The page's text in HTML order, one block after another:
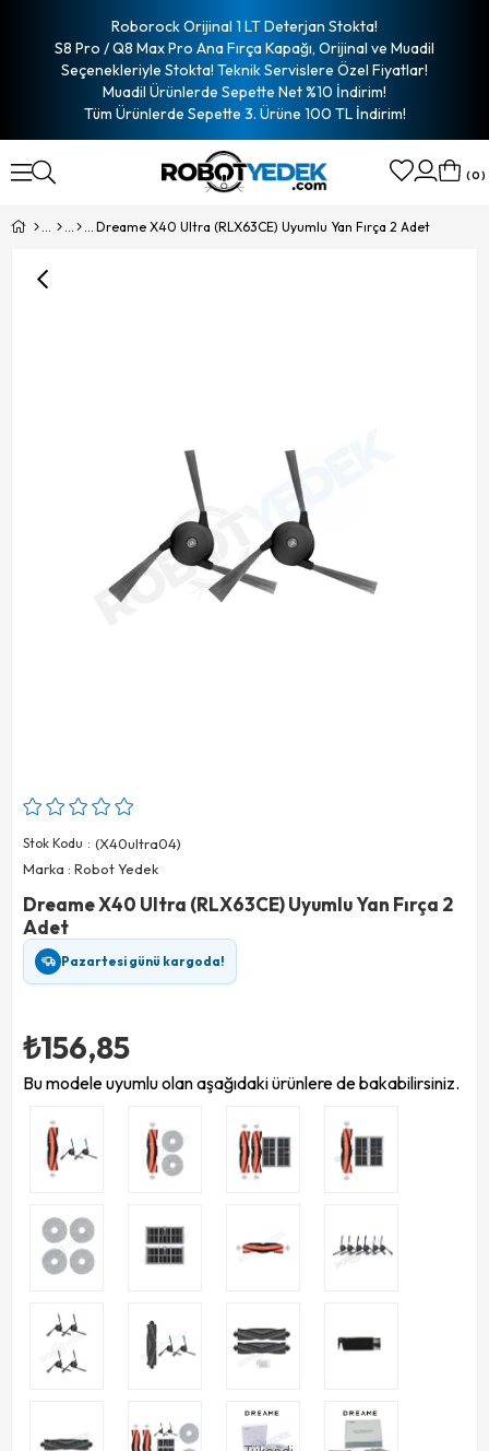
Roborock Orijinal 1 LT Deterjan Stokta!
S8 Pro / Q8 Max Pro Ana Fırça Kapağı, Orijinal ve Muadil
Seçenekleriyle Stokta! Teknik Servislere Özel Fiyatlar!
Muadil Ürünlerde Sepette Net %10 İndirim!
Tüm Ürünlerde Sepette 3. Ürüne 100 TL İndirim!
0
Dreame X40 Ultra (RLX63CE) Uyumlu Yan Fırça 2 Adet
Stok Kodu
(X40ultra04)
Marka : Robot Yedek
Dreame X40 Ultra (RLX63CE) Uyumlu Yan Fırça 2
Adet
Pazartesi günü kargoda!
₺156,85
Bu modele uyumlu olan aşağıdaki ürünlere de bakabilirsiniz.